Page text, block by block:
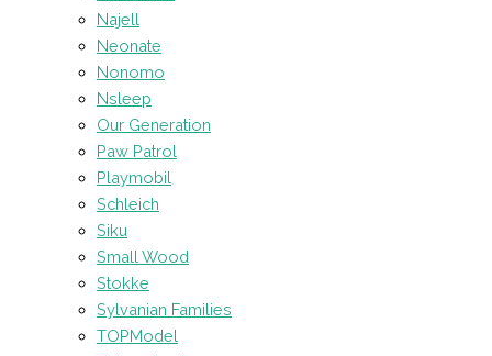
Najell
Neonate
Nonomo
Nsleep
Our Generation
Paw Patrol
Playmobil
Schleich
Siku
Small Wood
Stokke
Sylvanian Families
TOPModel